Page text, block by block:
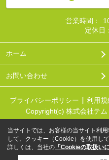
営業時間：
定休日：
ホーム
お問い合わせ
プライバシーポリシー 利用規
Copyright(c) 株式会社テ
当サイトでは、お客様の当サイト利
して、クッキー（Cookie）を使用して
詳しくは、当社の 「Cookieの取扱い